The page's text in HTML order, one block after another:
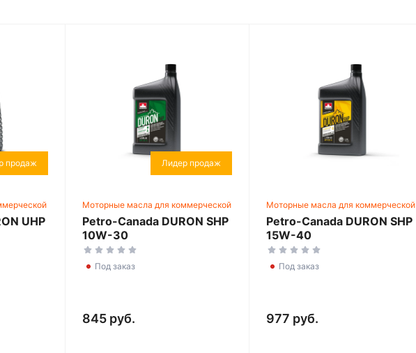
продаж
UHP
Лидер продаж
Моторные масла для коммерческой
техники
Petro-Canada DURON SHP
10W-30
Под заказ
845 руб.
Моторные масла для коммерческой
техники
Petro-Canada DURON SHP
15W-40
Под заказ
977 руб.